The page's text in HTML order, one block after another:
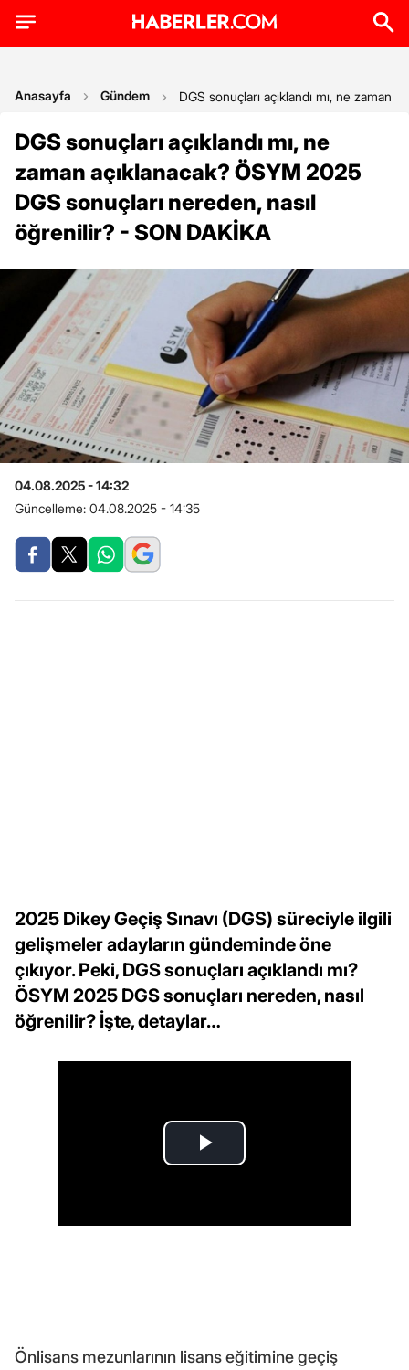
Anasayfa Gündem DGS sonuçları açıklandı mı, ne zaman
DGS sonuçları açıklandı mı, ne
zaman açıklanacak? ÖSYM 2025
DGS sonuçları nereden, nasıl
öğrenilir? - SON DAKİKA
04.08.2025 - 14:32
Güncelleme: 04.08.2025 - 14:35
2025 Dikey Geçiş Sınavı (DGS) süreciyle ilgili
gelişmeler adayların gündeminde öne
çıkıyor. Peki, DGS sonuçları açıklandı mı?
ÖSYM 2025 DGS sonuçları nereden, nasıl
öğrenilir? İşte, detaylar…
Önlisans mezunlarının lisans eğitimine geçiş